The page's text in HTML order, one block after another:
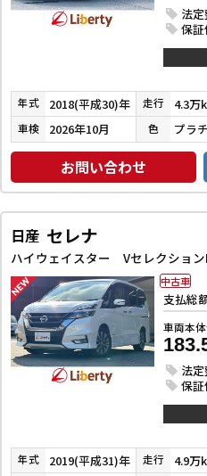
法
保
年式 2018(平成30)年 走行 4.3万
車検 2026年10月 色
お問い合わせ
日産 セレナ
支払総
車両本
法
保
中古車
年式 2019(平成31)年 走行 4.9万